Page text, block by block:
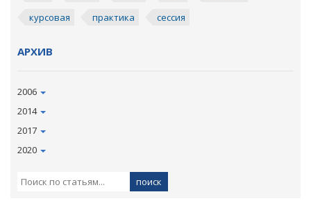
курсовая
практика сессия
АРХИВ
2006
2014
2017
2020